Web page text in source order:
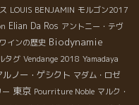
LOUIS BENJAMIN モルゴン2017
Elian Da Ros アントニー・テヴ
ワインの歴史 Biodynamie
タグ Vendange 2018 Yamadaya
ノー・ゲシクト マダム・ロゼ
東京 Pourriture Noble マルク・